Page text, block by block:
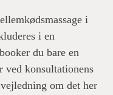
i
i en
du bare en
ved konsultationens
om det her